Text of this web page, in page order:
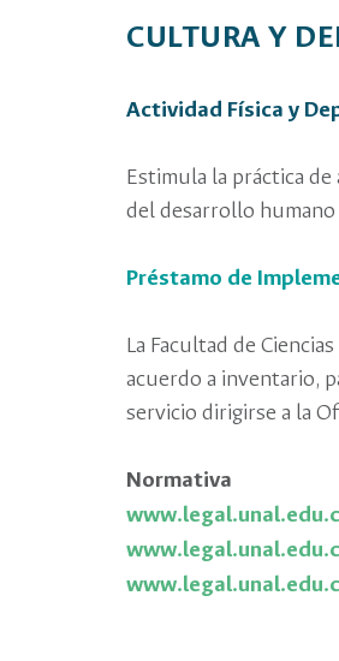
CULTURA Y
Actividad Física y
Estimula la práctica
del desarrollo
Préstamo de
La Facultad de
acuerdo a inventario,
servicio dirigirse a la
Normativa